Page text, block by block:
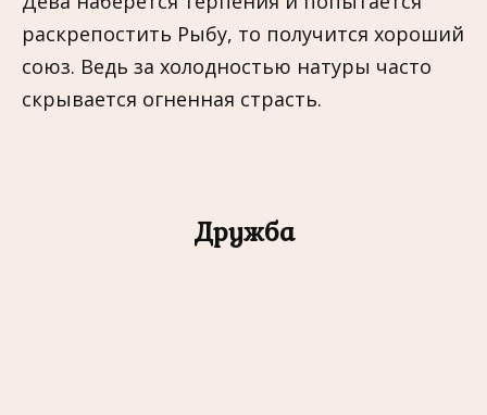
раскрепостить Рыбу, то получится хороший
союз. Ведь за холодностью натуры часто
скрывается огненная страсть.
Дружба